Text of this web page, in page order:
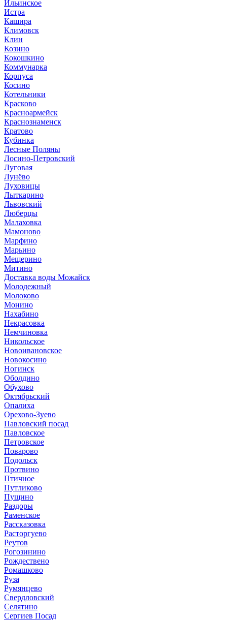
Ильинское
Истра
Кашира
Климовск
Клин
Козино
Кокошкино
Коммунарка
Корпуса
Косино
Котельники
Красково
Красноармейск
Краснознаменск
Кратово
Кубинка
Лесные Поляны
Лосино-Петровский
Луговая
Лунёво
Луховицы
Лыткарино
Львовский
Люберцы
Малаховка
Мамоново
Марфино
Марьино
Мещерино
Митино
Доставка воды Можайск
Молодежный
Молоково
Монино
Нахабино
Некрасовка
Немчиновка
Никольское
Новоивановское
Новокосино
Ногинск
Оболдино
Обухово
Октябрьский
Опалиха
Орехово-Зуево
Павловский посад
Павловское
Петровское
Поварово
Подольск
Протвино
Птичное
Путликово
Пущино
Раздоры
Раменское
Рассказовка
Расторгуево
Реутов
Рогозинино
Рождествено
Ромашково
Руза
Румянцево
Свердловский
Селятино
Сергиев Посад